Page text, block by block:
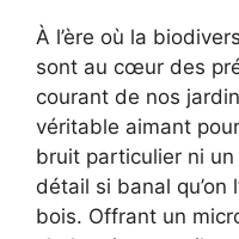
À l’ère où la
sont au cœur des
courant de nos
véritable aimant
bruit particulier ni
détail si banal qu’on
bois. Offrant un